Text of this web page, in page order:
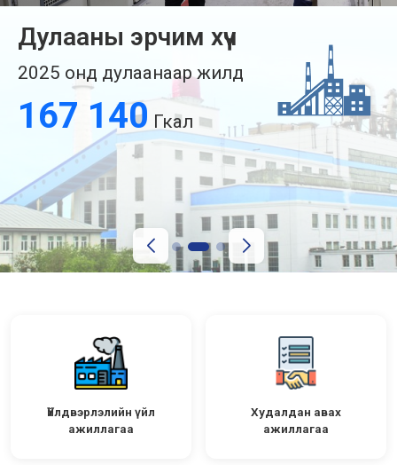
Дулааны эрчим хүч
2025 онд дулаанаар жилд
211 035 Гкал
Үйлдвэрлэлийн үйл
ажиллагаа
Худалдан авах
ажиллагаа